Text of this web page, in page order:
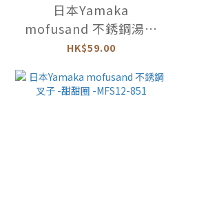
日本Yamaka
mofusand 不銹鋼湯匙
-餅乾 -MFS13-850
HK$59.00